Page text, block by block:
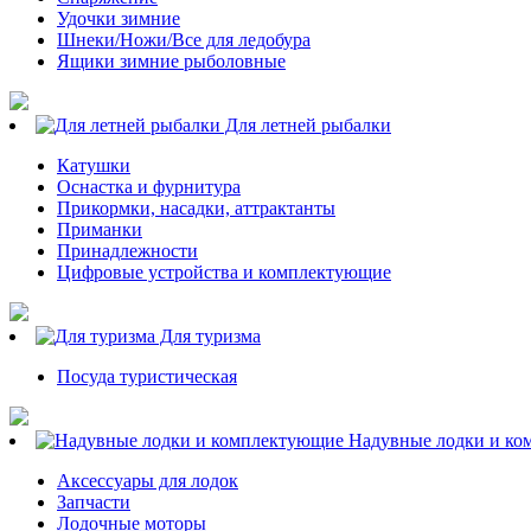
Удочки зимние
Шнеки/Ножи/Все для ледобура
Ящики зимние рыболовные
Для летней рыбалки
Катушки
Оснастка и фурнитура
Прикормки, насадки, аттрактанты
Приманки
Принадлежности
Цифровые устройства и комплектующие
Для туризма
Посуда туристическая
Надувные лодки и
Аксессуары для лодок
Запчасти
Лодочные моторы